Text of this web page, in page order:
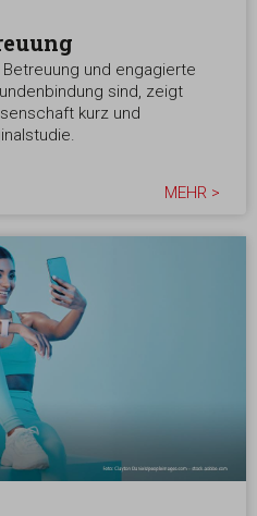
und engagierte
sind, zeigt
kurz und
MEHR >